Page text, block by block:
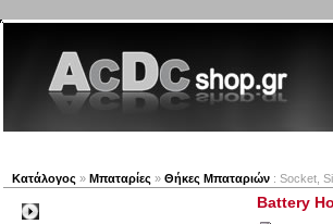
Κατάλογος » Μπαταρίες » Θήκες Μπαταριών : Socket,
Battery